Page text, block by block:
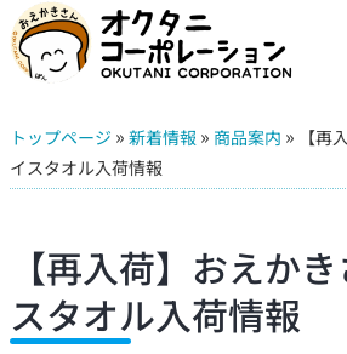
トップページ » 新着情報 » 商品案内 » 【再
イスタオル入荷情報
【再入荷】おえか
スタオル入荷情報